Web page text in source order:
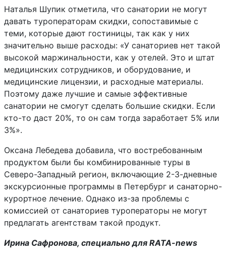
Наталья Шупик отметила, что санатории не могут
давать туроператорам скидки, сопоставимые с
теми, которые дают гостиницы, так как у них
значительно выше расходы: «У санаториев нет такой
высокой маржинальности, как у отелей. Это и штат
медицинских сотрудников, и оборудование, и
медицинские лицензии, и расходные материалы.
Поэтому даже лучшие и самые эффективные
санатории не смогут сделать большие скидки. Если
кто-то даст 20%, то он сам тогда заработает 5% или
3%».
Оксана Лебедева добавила, что востребованным
продуктом были бы комбинированные туры в
Северо-Западный регион, включающие 2-3-дневные
экскурсионные программы в Петербург и санаторно-
курортное лечение. Однако из-за проблемы с
комиссией от санаториев туроператоры не могут
предлагать агентствам такой продукт.
Ирина Сафронова, специально для RATA-news